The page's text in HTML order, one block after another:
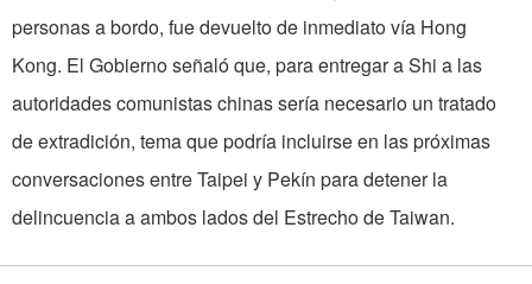
personas a bordo, fue devuelto de inmediato vía Hong
Kong. El Gobierno señaló que, para entregar a Shi a las
autoridades comunistas chinas sería necesario un tratado
de extradición, tema que podría incluirse en las próximas
conversaciones entre Taipei y Pekín para detener la
delincuencia a ambos lados del Estrecho de Taiwan.